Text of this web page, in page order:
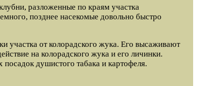
разложенные по краям участка
позднее насекомые довольно быстро
участка от колорадского жука. Его высаживают
на колорадского жука и его личинки.
душистого табака и картофеля.